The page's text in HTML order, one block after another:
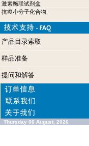
激素酶联试剂盒
抗癌小分子化合物
产品目录索取
样品准备
提问和解答
Thursday 06 August, 2026